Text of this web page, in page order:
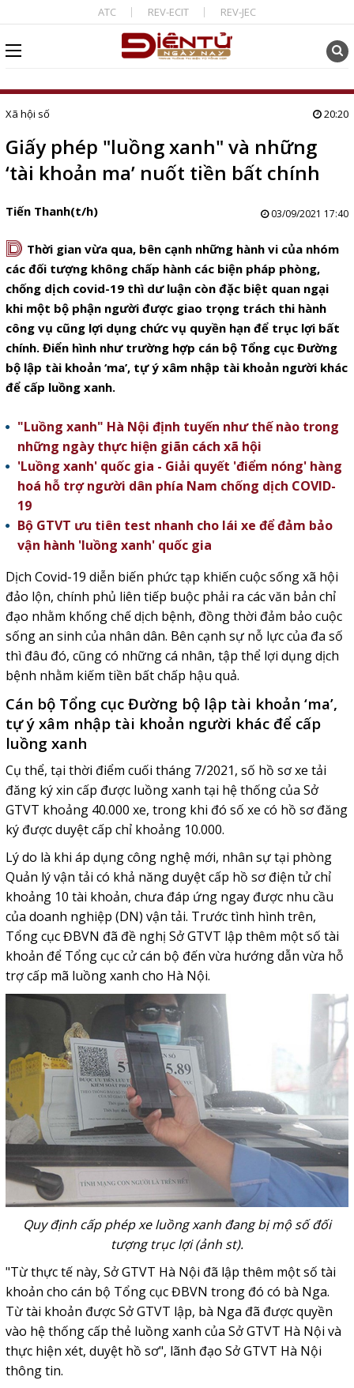
ATC REV-ECIT REV-JEC
Xã hội số 20:20
Giấy phép "luồng xanh" và những
‘tài khoản ma’ nuốt tiền bất chính
Tiến Thanh(t/h) 03/09/2021 17:40
D Thời gian vừa qua, bên cạnh những hành vi của nhóm
các đối tượng không chấp hành các biện pháp phòng,
chống dịch covid-19 thì dư luận còn đặc biệt quan ngại
khi một bộ phận người được giao trọng trách thi hành
công vụ cũng lợi dụng chức vụ quyền hạn để trục lợi bất
chính. Điển hình như trường hợp cán bộ Tổng cục Đường
bộ lập tài khoản ‘ma’, tự ý xâm nhập tài khoản người khác
để cấp luồng xanh.
"Luồng xanh" Hà Nội định tuyến như thế nào trong
những ngày thực hiện giãn cách xã hội
'Luồng xanh' quốc gia - Giải quyết 'điểm nóng' hàng
hoá hỗ trợ người dân phía Nam chống dịch COVID-
19
Bộ GTVT ưu tiên test nhanh cho lái xe để đảm bảo
vận hành 'luồng xanh' quốc gia
Dịch Covid-19 diễn biến phức tạp khiến cuộc sống xã hội
đảo lộn, chính phủ liên tiếp buộc phải ra các văn bản chỉ
đạo nhằm khống chế dịch bệnh, đồng thời đảm bảo cuộc
sống an sinh của nhân dân. Bên cạnh sự nỗ lực của đa số
thì đâu đó, cũng có những cá nhân, tập thể lợi dụng dịch
bệnh nhằm kiếm tiền bất chấp hậu quả.
Cán bộ Tổng cục Đường bộ lập tài khoản ‘ma’,
tự ý xâm nhập tài khoản người khác để cấp
luồng xanh
Cụ thể, tại thời điểm cuối tháng 7/2021, số hồ sơ xe tải
đăng ký xin cấp được luồng xanh tại hệ thống của Sở
GTVT khoảng 40.000 xe, trong khi đó số xe có hồ sơ đăng
ký được duyệt cấp chỉ khoảng 10.000.
Lý do là khi áp dụng công nghệ mới, nhân sự tại phòng
Quản lý vận tải có khả năng duyệt cấp hồ sơ điện tử chỉ
khoảng 10 tài khoản, chưa đáp ứng ngay được nhu cầu
của doanh nghiệp (DN) vận tải. Trước tình hình trên,
Tổng cục ĐBVN đã đề nghị Sở GTVT lập thêm một số tài
khoản để Tổng cục cử cán bộ đến vừa hướng dẫn vừa hỗ
trợ cấp mã luồng xanh cho Hà Nội.
Quy định cấp phép xe luồng xanh đang bị mộ số đối
tượng trục lợi (ảnh st).
"Từ thực tế này, Sở GTVT Hà Nội đã lập thêm một số tài
khoản cho cán bộ Tổng cục ĐBVN trong đó có bà Nga.
Từ tài khoản được Sở GTVT lập, bà Nga đã được quyền
vào hệ thống cấp thẻ luồng xanh của Sở GTVT Hà Nội và
thực hiện xét, duyệt hồ sơ", lãnh đạo Sở GTVT Hà Nội
thông tin.